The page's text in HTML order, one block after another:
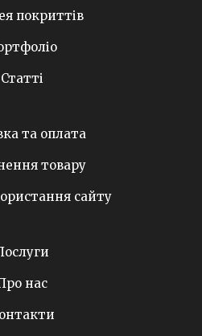
покриттів
Статті
та оплата
товару
сайту
нас